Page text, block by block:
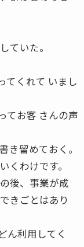
ていた。
てくれて いまし
てお客 さんの声
き留めておく。
くわけです。
後、事業が成
きごとはあり
ん利用してく